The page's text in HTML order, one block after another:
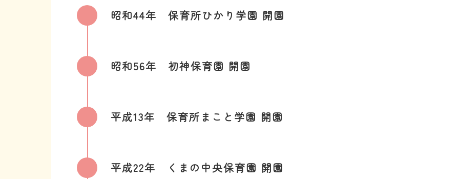
昭和44年 保育所ひかり学園 開園
昭和56年 初神保育園 開園
平成13年 保育所まこと学園 開園
平成22年 くまの中央保育園 開園